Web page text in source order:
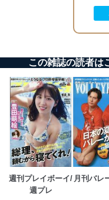
機器に標準装
ーザーアカウ
ベース等を取
外部からの不正ア
システムを最
個人データを
ソフトウェア
により、これ
情報システムの使
メール等によ
送信する場合
設定しています
個人情報保護マネジ
この雑誌の読者は
週刊プレイボーイ/
週プレ
月刊バレ